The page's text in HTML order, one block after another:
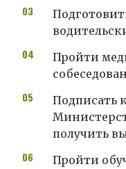
Пройти
Подписать
получить
Пройти